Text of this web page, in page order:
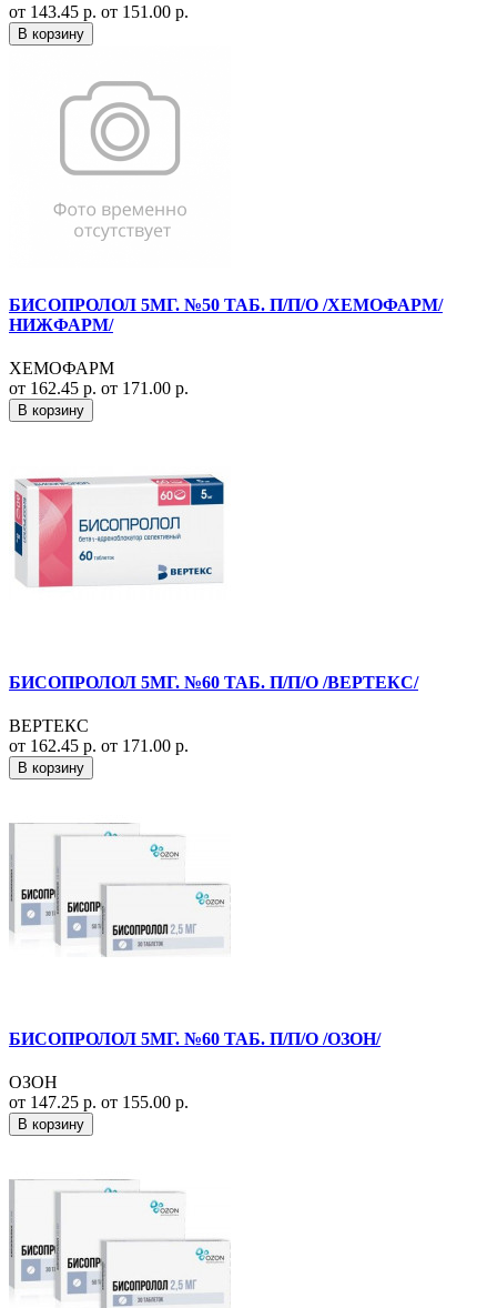
от 143.45 р. от 151.00 р.
В корзину
БИСОПРОЛОЛ 5МГ. №50 ТАБ. П/П/О /ХЕМОФАРМ/
НИЖФАРМ/
ХЕМОФАРМ
от 162.45 р. от 171.00 р.
В корзину
БИСОПРОЛОЛ 5МГ. №60 ТАБ. П/П/О /ВЕРТЕКС/
ВЕРТЕКС
от 162.45 р. от 171.00 р.
В корзину
БИСОПРОЛОЛ 5МГ. №60 ТАБ. П/П/О /ОЗОН/
ОЗОН
от 147.25 р. от 155.00 р.
В корзину